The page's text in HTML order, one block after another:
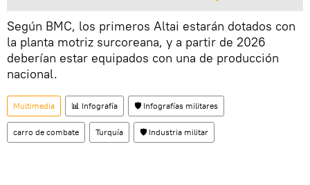
Según BMC, los primeros Altai estarán dotados con
la planta motriz surcoreana, y a partir de 2026
deberían estar equipados con una de producción
nacional.
Multimedia 📊 Infografía 🛡️ Infografías militares
carro de combate Turquía 🛡️ Industria militar